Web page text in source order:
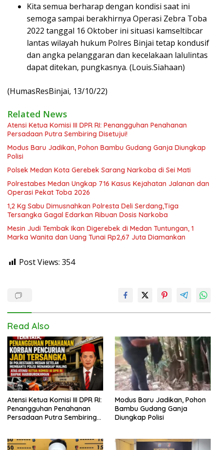
Kita semua berharap dengan kondisi saat ini
semoga sampai berakhirnya Operasi Zebra Toba
2022 tanggal 16 Oktober ini situasi kamseltibcar
lantas wilayah hukum Polres Binjai tetap kondusif
dan angka pelanggaran dan kecelakaan lalulintas
dapat ditekan, pungkasnya. (Louis.Siahaan)
(HumasResBinjai, 13/10/22)
Related News
Atensi Ketua Komisi III DPR RI: Penangguhan Penahanan
Persadaan Putra Sembiring Disetujui!
Modus Baru Jadikan, Pohon Bambu Gudang Ganja Diungkap
Polisi
Polsek Medan Kota Gerebek Sarang Narkoba di Sei Mati
Polrestabes Medan Ungkap 716 Kasus Kejahatan Jalanan dan
Operasi Pekat Toba 2026
1,2 Kg Sabu Dimusnahkan Polresta Deli Serdang,Tiga
Tersangka Gagal Edarkan Ribuan Dosis Narkoba
Mesin Judi Tembak Ikan Digerebek di Medan Tuntungan, 1
Marka Wanita dan Uang Tunai Rp2,67 Juta Diamankan
Post Views: 354
Read Also
Atensi Ketua Komisi III DPR RI:
Penangguhan Penahanan
Persadaan Putra Sembiring
Modus Baru Jadikan, Pohon
Bambu Gudang Ganja
Diungkap Polisi